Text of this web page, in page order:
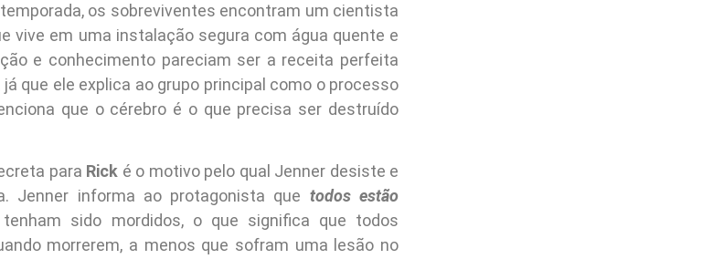
os sobreviventes encontram um cientista
vive em uma instalação segura com água quente e
e conhecimento pareciam ser a receita perfeita
que ele explica ao grupo principal como o processo
que o cérebro é o que precisa ser destruído
para Rick é o motivo pelo qual Jenner desiste e
Jenner informa ao protagonista que todos estão
sido mordidos, o que significa que todos
morrerem, a menos que sofram uma lesão no